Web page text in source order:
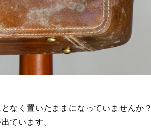
なく置いたままになっていませんか？
ています。